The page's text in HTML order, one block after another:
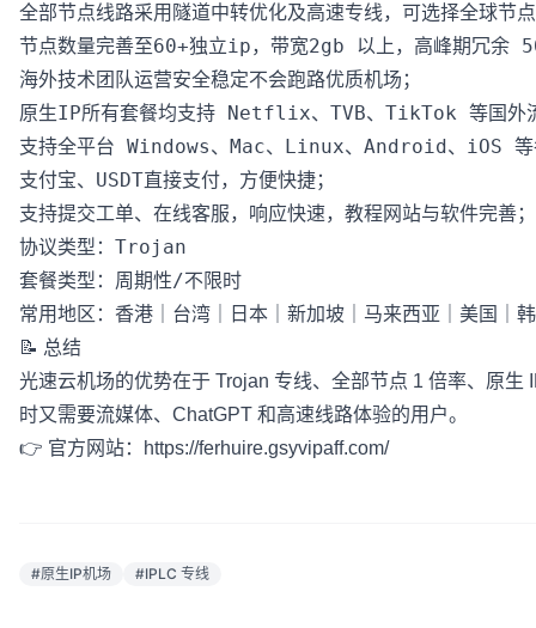
全部节点线路采用隧道中转优化及高速专线，可选择全球节
节点数量完善至60+独立ip，带宽2gb 以上，高峰期冗余
海外技术团队运营安全稳定不会跑路优质机场；
原生IP所有套餐均支持 Netflix、TVB、TikTok 等国外
支持全平台 Windows、Mac、Linux、Android、iOS
支付宝、USDT直接支付，方便快捷；
支持提交工单、在线客服，响应快速，教程网站与软件完善；
协议类型：Trojan
套餐类型：周期性/不限时
📝 总结
光速云机场的优势在于 Trojan 专线、全部节点 1 倍率、原
时又需要流媒体、ChatGPT 和高速线路体验的用户。
👉 官方网站：
https://ferhuire.gsyvipaff.com/
#原生IP机场 #IPLC 专线